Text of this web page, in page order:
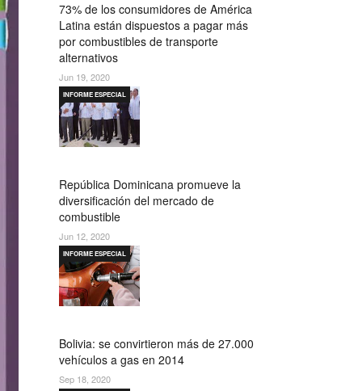
73% de los consumidores de América
Latina están dispuestos a pagar más
por combustibles de transporte
alternativos
Jun 19, 2020
República Dominicana promueve la
diversificación del mercado de
combustible
INFORME ESPECIAL
Jun 12, 2020
Bolivia: se convirtieron más de 27.000
vehículos a gas en 2014
INFORME ESPECIAL
Sep 18, 2020